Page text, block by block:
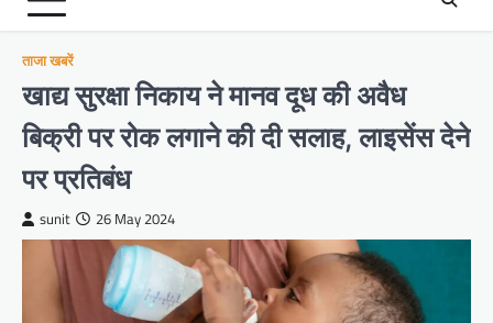
ताजा खबरें
खाद्य सुरक्षा निकाय ने मानव दूध की अवैध
बिक्री पर रोक लगाने की दी सलाह, लाइसेंस देने
पर प्रतिबंध
sunit 26 May 2024